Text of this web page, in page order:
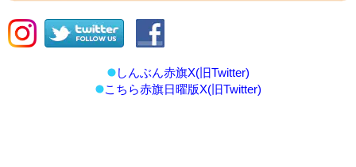
しんぶん赤旗X(旧Twitter)
こちら赤旗日曜版X(旧Twitter)